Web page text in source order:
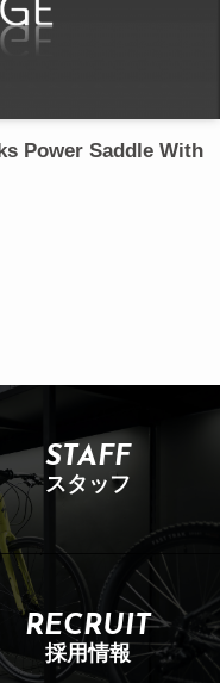
Power Saddle With
STAFF
スタッフ
RECRUIT
採用情報